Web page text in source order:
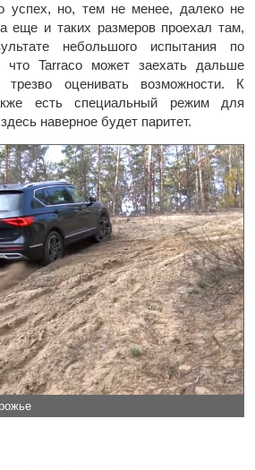
успех, но, тем не менее, далеко не
еще и таких размеров проехал там,
небольшого испытания по
что Tarraco может заехать дальше
трезво оценивать возможности. К
есть специальный режим для
наверное будет паритет.